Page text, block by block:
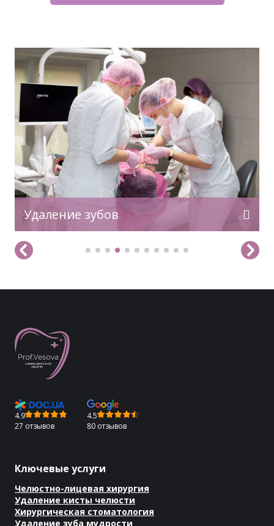
Удаление зубов
Этапы атипичного удаления зуба мудрости
Все проходит безболезненно и с
минимальным дискомфортом! Удаление
зубов мудрости: классификация Удаление
зуба мудрости 1 уровня сложности
проводится при полном прорезывании
зуба без рассечения десневой ткани. Таким
образом, данную операцию можно
классифицировать как более простое
удаление зубов мудрости Сложное
удаление зубов мудрости Более сложным
хирургическим вмешательством является
атипичное удаление ретенированных […]
4.9
27 отзывов
4.5
80 отзывов
Ключевые услуги
Челюстно-лицевая хирургия
Удаление кисты челюсти
Хирургическая стоматология
Удаление зуба мудрости